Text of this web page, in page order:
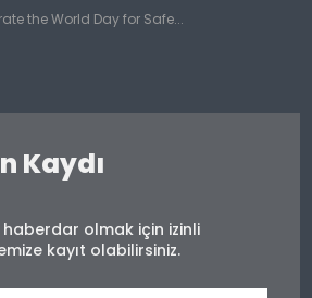
the World Day for Safe...
Kaydı
haberdar olmak için izinli
kayıt olabilirsiniz.